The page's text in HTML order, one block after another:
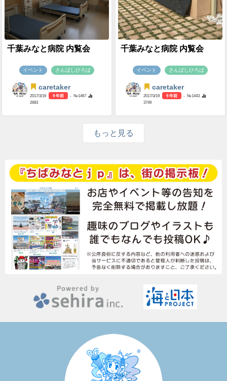
千葉みなと病院 内覧会
イベント さんばしひろば
caretaker
2017/3/19 9 年前
- №1467
2683
千葉みなと病院 内覧会
イベント さんばしひろば
caretaker
2017/3/19 9 年前
- №1443
3749
もっと見る